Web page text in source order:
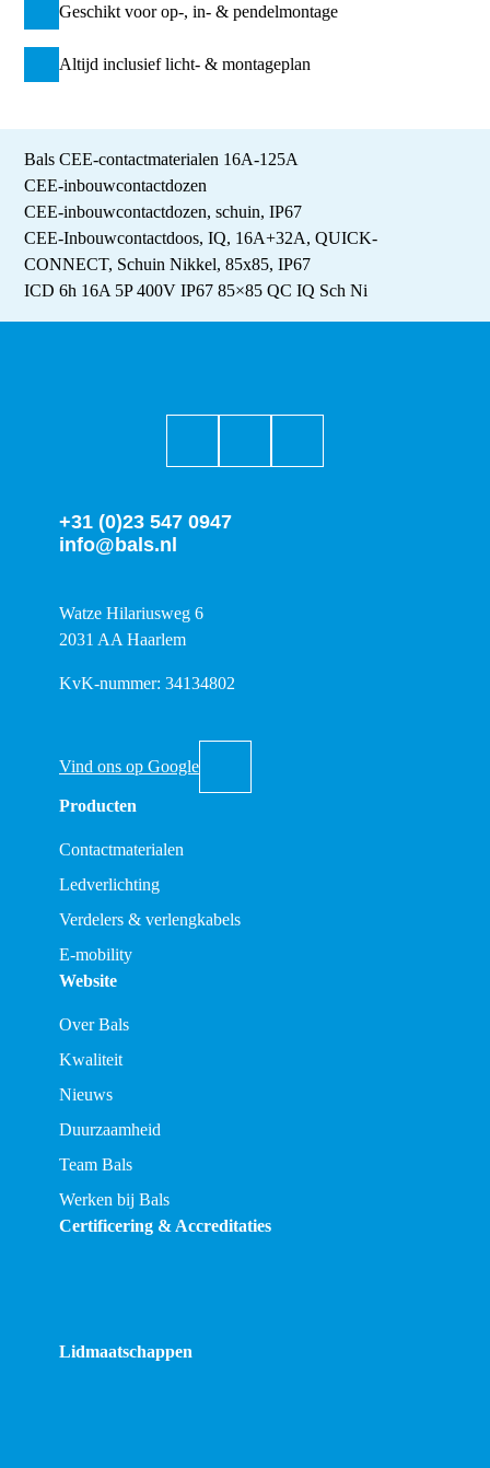
Geschikt voor op-, in- & pendelmontage
Altijd inclusief licht- & montageplan
Bals CEE-contactmaterialen 16A-125A
CEE-inbouwcontactdozen
CEE-inbouwcontactdozen, schuin, IP67
CEE-Inbouwcontactdoos, IQ, 16A+32A, QUICK-
CONNECT, Schuin Nikkel, 85x85, IP67
ICD 6h 16A 5P 400V IP67 85×85 QC IQ Sch Ni
+31 (0)23 547 0947
info@bals.nl
Watze Hilariusweg 6
2031 AA Haarlem
KvK-nummer: 34134802
Vind ons op Google
Producten
Contactmaterialen
Ledverlichting
Verdelers & verlengkabels
E-mobility
Website
Over Bals
Kwaliteit
Nieuws
Duurzaamheid
Team Bals
Werken bij Bals
Certificering & Accreditaties
Lidmaatschappen